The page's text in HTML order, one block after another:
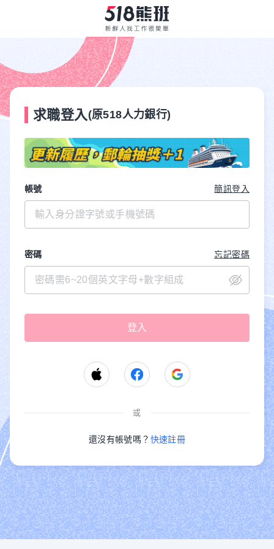
求職登入 (原518人力銀行)
帳號 簡訊登入
密碼 忘記密碼
或
還沒有帳號嗎？ 快速註冊